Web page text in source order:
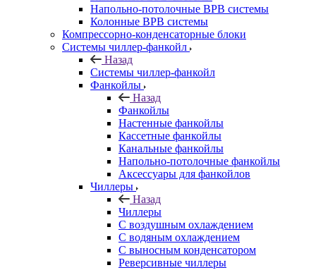
Напольно-потолочные ВРВ системы
Колонные ВРВ системы
Компрессорно-конденсаторные блоки
Системы чиллер-фанкойл
Назад
Системы чиллер-фанкойл
Фанкойлы
Назад
Фанкойлы
Настенные фанкойлы
Кассетные фанкойлы
Канальные фанкойлы
Напольно-потолочные фанкойлы
Аксессуары для фанкойлов
Чиллеры
Назад
Чиллеры
С воздушным охлаждением
С водяным охлаждением
С выносным конденсатором
Реверсивные чиллеры